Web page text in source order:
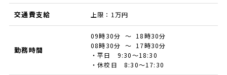
交通費支給 上限：1万円
勤務時間
09時30分 ～ 18時30分
08時30分 ～ 17時30分
・平日 9:30～18:30
・休校日 8:30～17:30